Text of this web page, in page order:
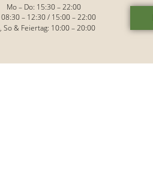
Mo – Do: 15:30 – 22:00
08:30 – 12:30 / 15:00 – 22:00
So & Feiertag: 10:00 – 20:00